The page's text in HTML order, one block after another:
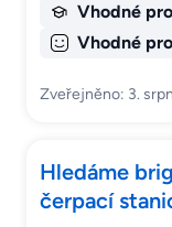
Vhodné
Vhodné
Zveřejněno: 3.
Hledáme
čerpací